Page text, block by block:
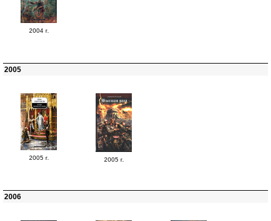
2004 г.
2005
2005 г. 2005 г.
2006